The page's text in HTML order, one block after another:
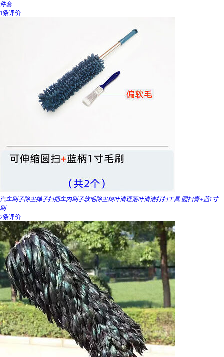
件套
1条评价
汽车刷子除尘掸子扫把车内刷子软毛除尘树叶清理落叶清洁打扫工具 圆扫青+蓝1寸
刷
2条评价